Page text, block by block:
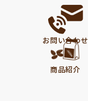
お問い合わせ
商品紹介